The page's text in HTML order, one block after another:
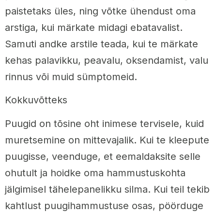
paistetaks üles, ning võtke ühendust oma
arstiga, kui märkate midagi ebatavalist.
Samuti andke arstile teada, kui te märkate
kehas palavikku, peavalu, oksendamist, valu
rinnus või muid sümptomeid.
Kokkuvõtteks
Puugid on tõsine oht inimese tervisele, kuid
muretsemine on mittevajalik. Kui te kleepute
puugisse, veenduge, et eemaldaksite selle
ohutult ja hoidke oma hammustuskohta
jälgimisel tähelepanelikku silma. Kui teil tekib
kahtlust puugihammustuse osas, pöörduge